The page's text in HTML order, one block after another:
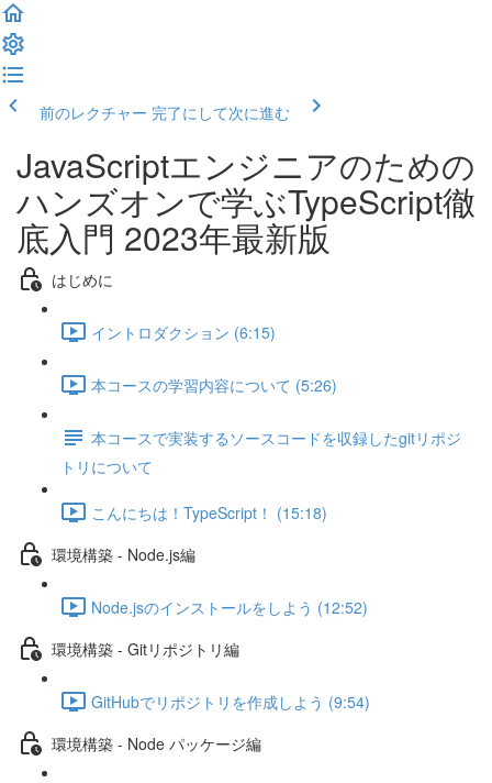
前のレクチャー 完了にして次に進む
JavaScriptエンジニアのための
ハンズオンで学ぶTypeScript徹
底入門 2023年最新版
はじめに
イントロダクション (6:15)
本コースの学習内容について (5:26)
本コースで実装するソースコードを収録したgitリポジ
トリについて
こんにちは！TypeScript！ (15:18)
環境構築 - Node.js編
Node.jsのインストールをしよう (12:52)
環境構築 - Gitリポジトリ編
GitHubでリポジトリを作成しよう (9:54)
環境構築 - Node パッケージ編